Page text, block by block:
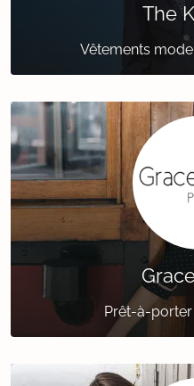
The
Vêtements
Prêt-à-